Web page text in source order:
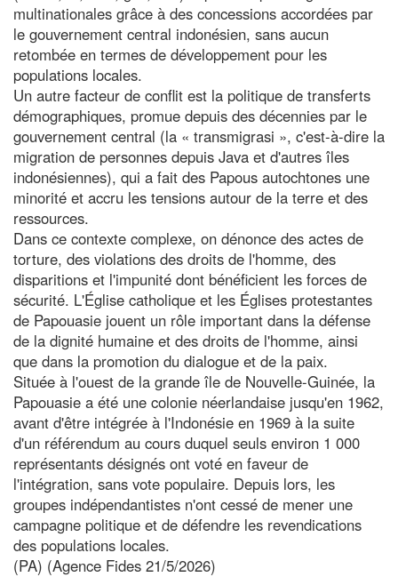
multinationales grâce à des concessions accordées par
le gouvernement central indonésien, sans aucun
retombée en termes de développement pour les
populations locales.
Un autre facteur de conflit est la politique de transferts
démographiques, promue depuis des décennies par le
gouvernement central (la « transmigrasi », c'est-à-dire la
migration de personnes depuis Java et d'autres îles
indonésiennes), qui a fait des Papous autochtones une
minorité et accru les tensions autour de la terre et des
ressources.
Dans ce contexte complexe, on dénonce des actes de
torture, des violations des droits de l'homme, des
disparitions et l'impunité dont bénéficient les forces de
sécurité. L'Église catholique et les Églises protestantes
de Papouasie jouent un rôle important dans la défense
de la dignité humaine et des droits de l'homme, ainsi
que dans la promotion du dialogue et de la paix.
Située à l'ouest de la grande île de Nouvelle-Guinée, la
Papouasie a été une colonie néerlandaise jusqu'en 1962,
avant d'être intégrée à l'Indonésie en 1969 à la suite
d'un référendum au cours duquel seuls environ 1 000
représentants désignés ont voté en faveur de
l'intégration, sans vote populaire. Depuis lors, les
groupes indépendantistes n'ont cessé de mener une
campagne politique et de défendre les revendications
des populations locales.
(PA) (Agence Fides 21/5/2026)